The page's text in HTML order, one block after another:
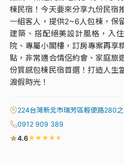
棟民宿！今天要來分享九份民宿
一組客人，提供2~6人包棟，保
建築、搭配絕美設計風格，入
院、專屬小閣樓，訂房專案再享
點，非常適合情侶約會、家庭旅
份質感包棟民宿首選！打造人生
渡假時光！
224台灣新北市瑞芳區輕便路280
0912 909 389
4.6★★★★★